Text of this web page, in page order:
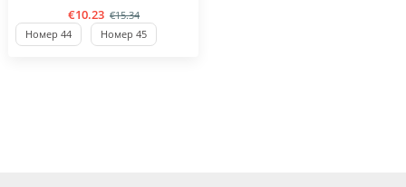
€10.23 €15.34
Номер 44 Номер 45